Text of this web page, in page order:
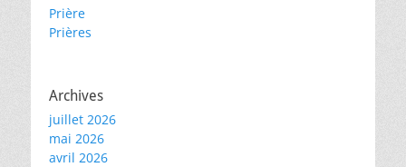
Prière
Prières
Archives
juillet 2026
mai 2026
avril 2026